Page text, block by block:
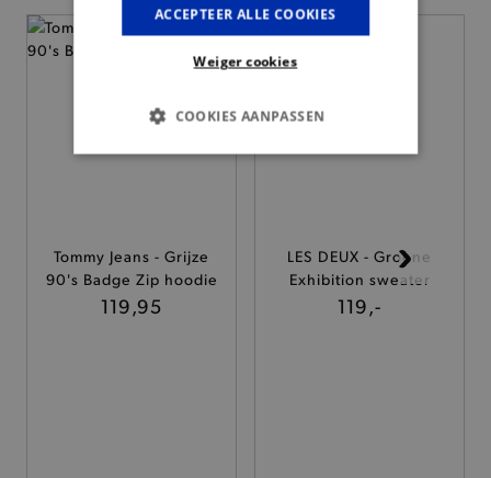
Tommy Jeans - Grijze
90's Badge Zip hoodie
119,95
LES DEUX - Groene
Exhibition sweater
119,-
ACCEPTEER ALLE COOKIES
Weiger cookies
COOKIES AANPASSEN
BASIS COOKIES
TARGETING
FUNCTIONALITEIT